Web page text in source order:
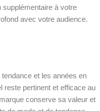
à votre
avec votre audience.
et les années en
reste pertinent et efficace au
conserve sa valeur et